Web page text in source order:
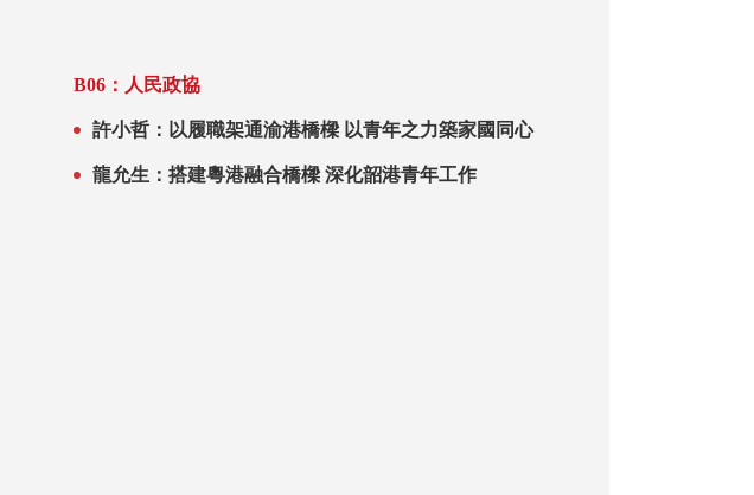
B06：人民政協
許小哲：以履職架通渝港橋樑 以青年之力築家國同心
龍允生：搭建粵港融合橋樑 深化韶港青年工作